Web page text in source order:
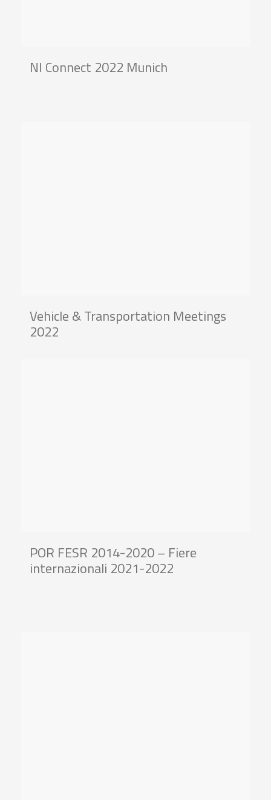
NI Connect 2022 Munich
Vehicle & Transportation Meetings
2022
POR FESR 2014-2020 – Fiere
internazionali 2021-2022